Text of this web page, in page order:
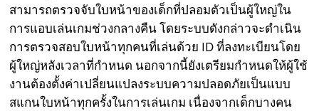
สามารถตรวจจับใบหน้าของเด็กที่ปลอมตัวเป็นผู้ใหญ่ใน
การแอบเล่นเกมช่วงกลางคืน โดยระบบดังกล่าวจะดำเนิน
การตรวจสอบใบหน้าทุกคนที่เล่นด้วย ID ที่ลงทะเบียนโดย
ผู้ใหญ่หลังเวลาที่กำหนด นอกจากนี้ยังเตรียมกำหนดให้ผู้ใช้
งานต้องตั้งค่าเปลี่ยนแปลงระบบความปลอดภัยเป็นแบบ
สแกนใบหน้าทุกครั้งในการเล่นเกม เนื่องจากเด็กบางคน